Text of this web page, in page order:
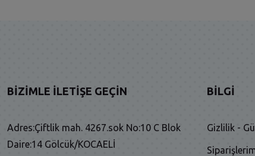
BIZIMLE İLETIŞE GEÇIN
Adres:Çiftlik mah. 4267.sok No:10 C Blok
Daire:14 Gölcük/KOCAELİ
BILGI
Gizlilik -